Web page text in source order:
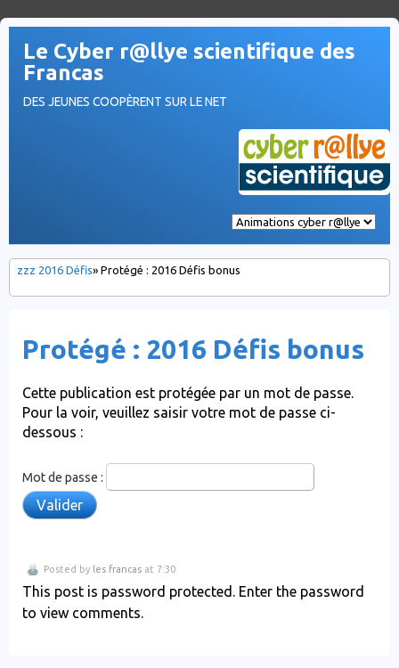
Le Cyber r@llye scientifique des
Francas
DES JEUNES COOPÈRENT SUR LE NET
zzz 2016 Défis» Protégé : 2016 Défis bonus
Protégé : 2016 Défis bonus
Cette publication est protégée par un mot de passe.
Pour la voir, veuillez saisir votre mot de passe ci-
dessous :
Mot de passe :
Posted by les francas at 7:30
This post is password protected. Enter the password
to view comments.